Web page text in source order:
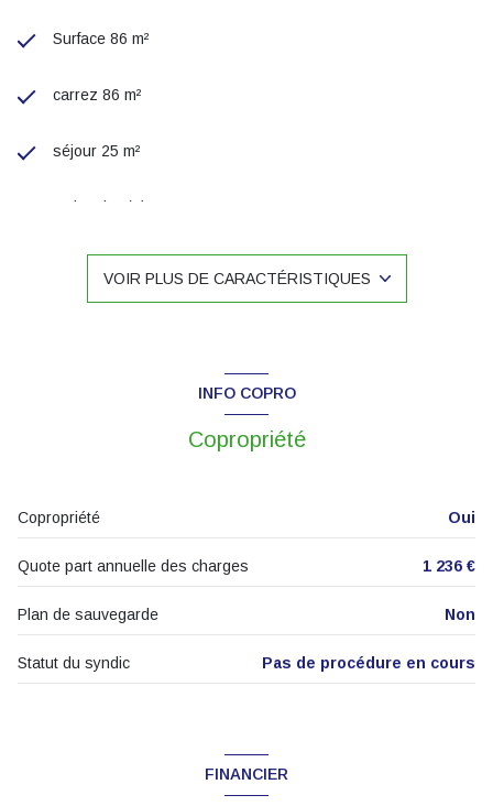
Surface 86 m²
carrez 86 m²
séjour 25 m²
3 chambre(s)
Chauffage individuel : radiateur (gaz)
1 niveau(x)
3 étage(s)
VOIR PLUS DE CARACTÉRISTIQUES
INFO COPRO
Copropriété
Copropriété Oui
Quote part annuelle des charges 1 236 €
Plan de sauvegarde Non
Statut du syndic Pas de procédure en cours
FINANCIER